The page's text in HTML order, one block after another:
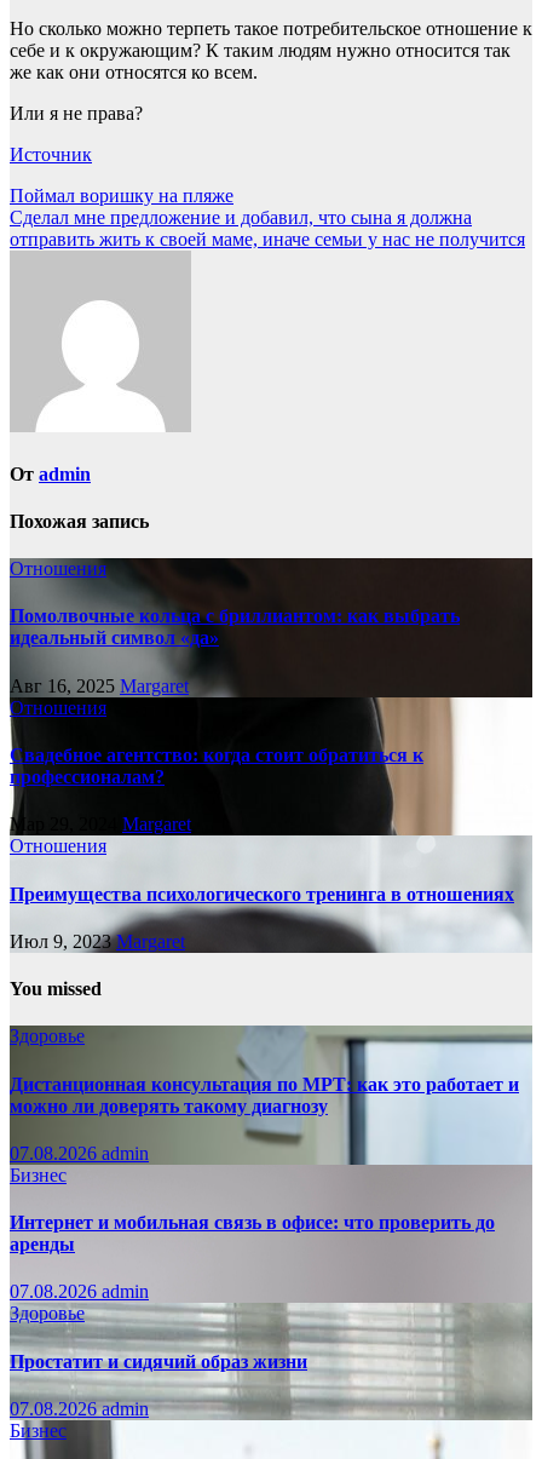
Но сколько можно терпеть такое потребительское отношение к
себе и к окружающим? К таким людям нужно относится так
же как они относятся ко всем.
Или я не права?
Источник
Навигация
по
Поймал воришку на пляже
Сделал мне предложение и добавил, что сына я должна
отправить жить к своей маме, иначе семьи у нас не получится
От admin
Похожая запись
Отношения
Помолвочные кольца с бриллиантом: как выбрать
идеальный символ «да»
Авг 16, 2025 Margaret
Отношения
Свадебное агентство: когда стоит обратиться к
профессионалам?
Мар 29, 2024 Margaret
Отношения
Преимущества психологического тренинга в отношениях
Июл 9, 2023Margaret
You missed
Здоровье
Дистанционная консультация по МРТ: как это работает и
можно ли доверять такому диагнозу
07.08.2026 admin
Бизнес
Интернет и мобильная связь в офисе: что проверить до
аренды
07.08.2026 admin
Здоровье
Простатит и сидячий образ жизни
07.08.2026admin
Бизнес